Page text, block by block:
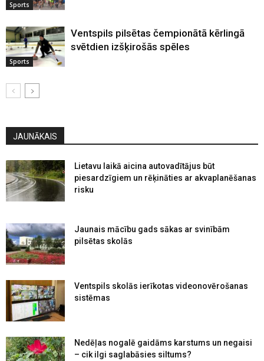
Sports
Sports
Ventspils pilsētas čempionātā kērlingā
svētdien izšķirošās spēles
JAUNĀKAIS
Lietavu laikā aicina autovadītājus būt
piesardzīgiem un rēķināties ar akvaplanēšanas
risku
Jaunais mācību gads sākas ar svinībām
pilsētas skolās
Ventspils skolās ierīkotas videonovērošanas
sistēmas
Nedēļas nogalē gaidāms karstums un negaisi
– cik ilgi saglabāsies siltums?